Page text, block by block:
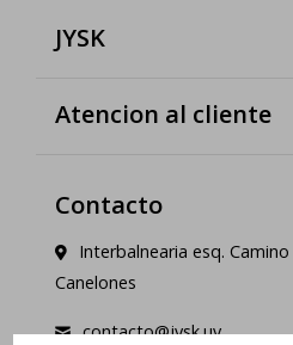
JYSK
Atencion al cliente
Contacto
Interbalnearia esq.
Canelones
contacto@jysk.uy